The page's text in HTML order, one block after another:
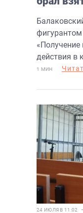
фигурантом
«Получение
действия в
1 МИН
24 ИЮЛЯ В 11:02